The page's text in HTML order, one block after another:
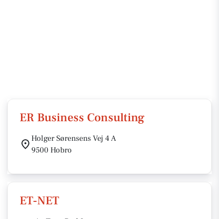
ER Business Consulting
Holger Sørensens Vej 4 A
9500 Hobro
ET-NET